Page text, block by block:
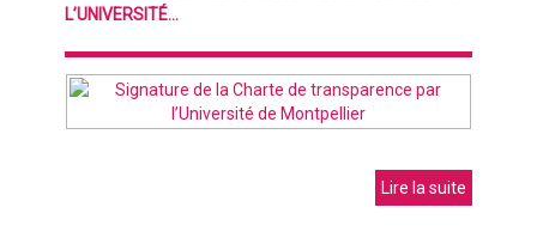
L’UNIVERSITÉ...
Lire la suite